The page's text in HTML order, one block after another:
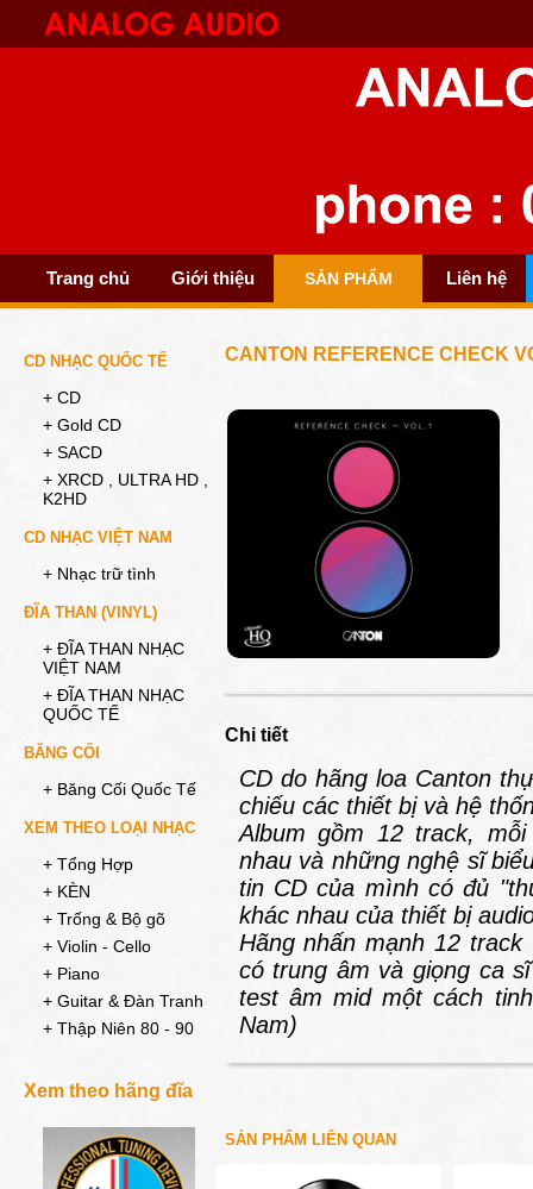
Trang chủ Giới thiệu SẢN PHẨM Liên hệ
CD NHẠC QUỐC TẾ
+ CD
+ Gold CD
+ SACD
+ XRCD , ULTRA HD ,
K2HD
CD NHẠC VIỆT NAM
+ Nhạc trữ tình
ĐĨA THAN (VINYL)
+ ĐĨA THAN NHẠC
VIỆT NAM
+ ĐĨA THAN NHẠC
QUỐC TẾ
BĂNG CỐI
+ Băng Cối Quốc Tế
XEM THEO LOẠI NHẠC
+ Tổng Hợp
+ KÈN
+ Trống & Bộ gõ
+ Violin - Cello
+ Piano
+ Guitar & Đàn Tranh
+ Thập Niên 80 - 90
Xem theo hãng đĩa
CANTON REFERENCE CHECK
Chi tiết
CD do hãng loa Canton
chiếu các thiết bị và hệ
Album gồm 12 track,
nhau và những nghệ sĩ
tin CD của mình có đủ
khác nhau của thiết bị
Hãng nhấn mạnh 12
có trung âm và giọng ca
test âm mid một cách
Nam)
SẢN PHẨM LIÊN QUAN